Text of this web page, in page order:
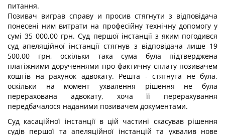
питання.
Позивач виграв справу и просив стягнути з відповідача
понесені ним витрати на професійну технічну допомогу у
сумі 35 000,00 грн. Суд першої інстанції з яким погодився
суд апеляційної інстанції стягнув з відповідача лише 19
500,00 грн, оскільки така сума була підтверджена
платіжними дорученнями про фактичну сплату позивачем
коштів на рахунок адвокату. Решта - стягнута не була,
оскільки на момент ухвалення рішення не була
перерахована адвокату, хоча її перерахування
передбачалося наданими позивачем документами.
Суд касаційної інстанції в цій частині скасував рішення
судів першої та апеляційної інстанцій та ухвалив нове